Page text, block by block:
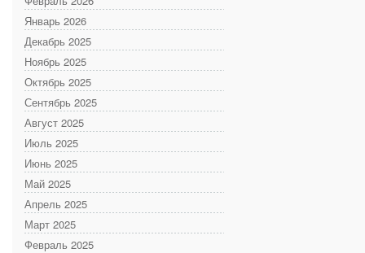
Январь 2026
Декабрь 2025
Ноябрь 2025
Октябрь 2025
Сентябрь 2025
Август 2025
Июль 2025
Июнь 2025
Май 2025
Апрель 2025
Март 2025
Февраль 2025